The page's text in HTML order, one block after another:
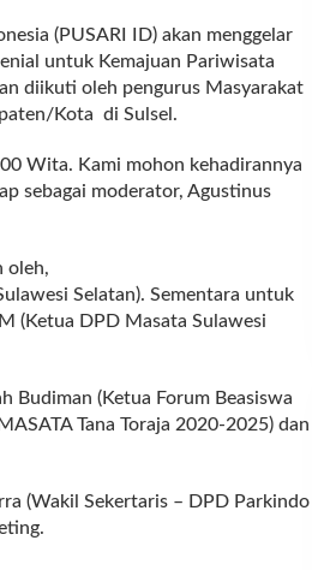
(PUSARI ID) akan menggelar
untuk Kemajuan Pariwisata
diikuti oleh pengurus Masyarakat
Kota di Sulsel.
Wita. Kami mohon kehadirannya
sebagai moderator, Agustinus
oleh,
Selatan). Sementara untuk
(Ketua DPD Masata Sulawesi
Budiman (Ketua Forum Beasiswa
Tana Toraja 2020-2025) dan
(Wakil Sekertaris – DPD Parkindo